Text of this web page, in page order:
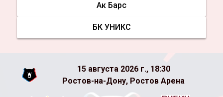
Ак Барс
БК УНИКС
15 августа 2026 г., 18:30
Ростов-на-Дону, Ростов Арена